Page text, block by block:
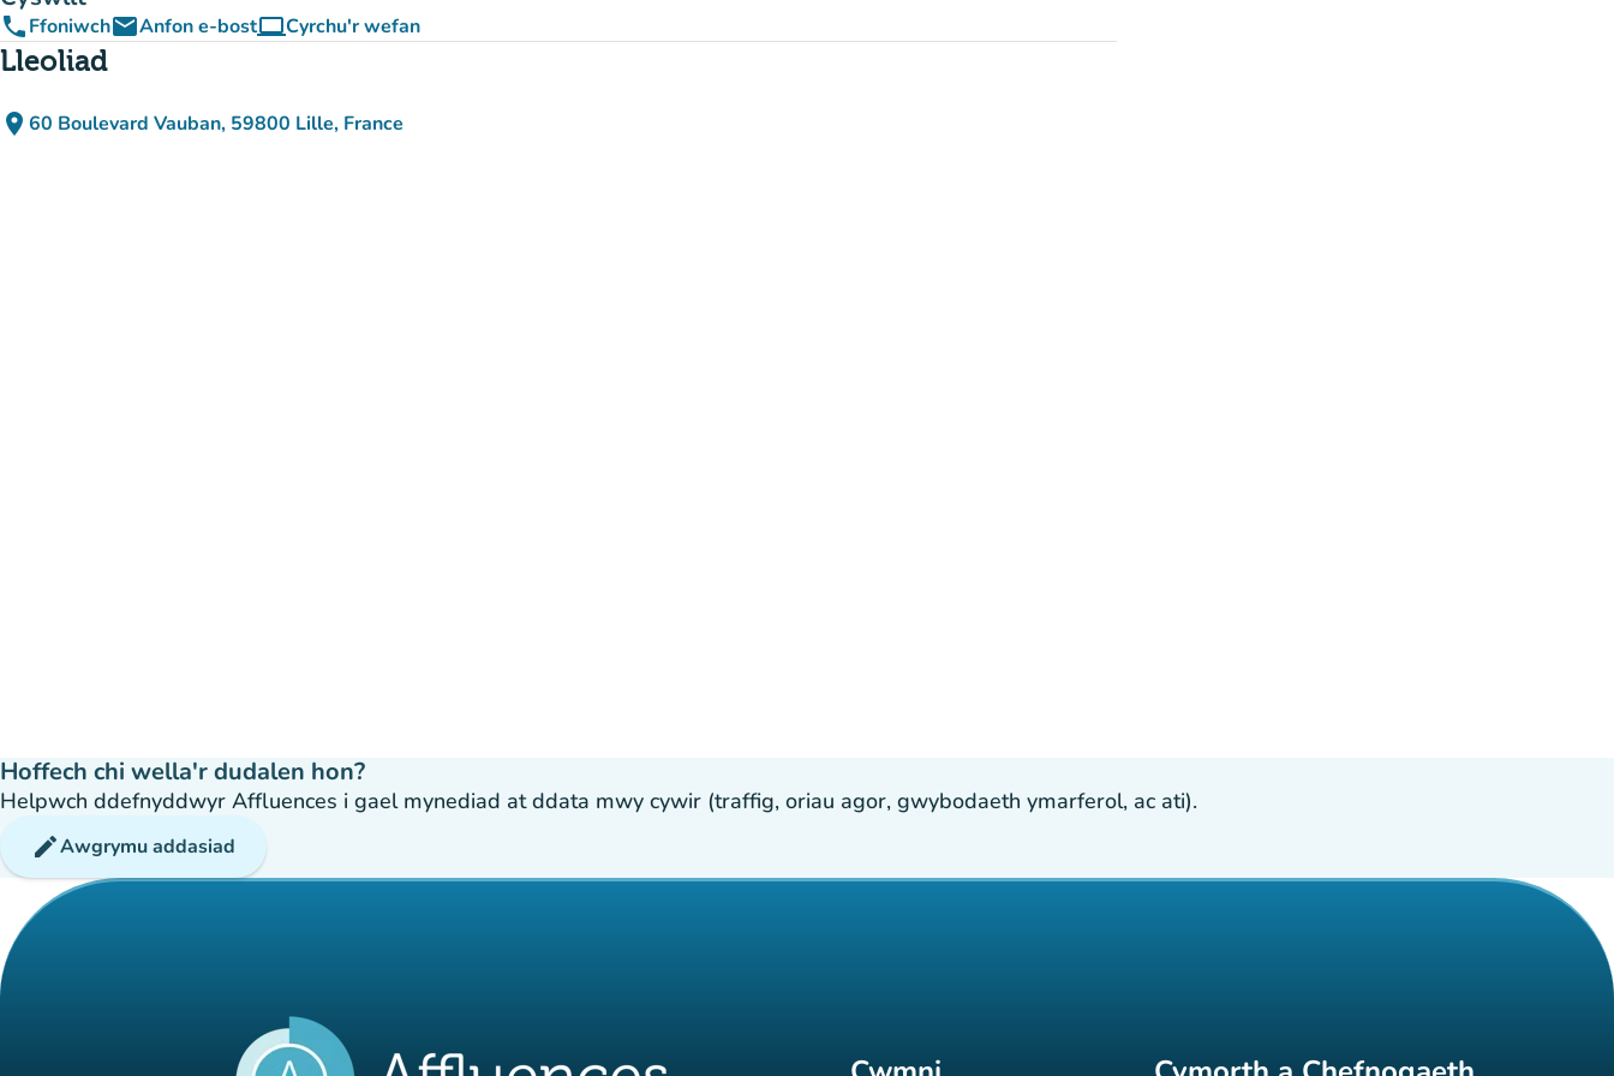
phoneFfoniwchemailAnfon e-bostcomputerCyrchu'r wefan
(tab newydd)
Lleoliad
place 60 Boulevard Vauban, 59800 Lille, France
(agor yn Google Maps)
(tab newydd)
Hoffech chi wella'r dudalen hon?
Helpwch ddefnyddwyr Affluences i gael mynediad at ddata mwy cywir (traffig, oriau agor, gwybodaeth ymarferol, ac ati).
editAwgrymu addasiad